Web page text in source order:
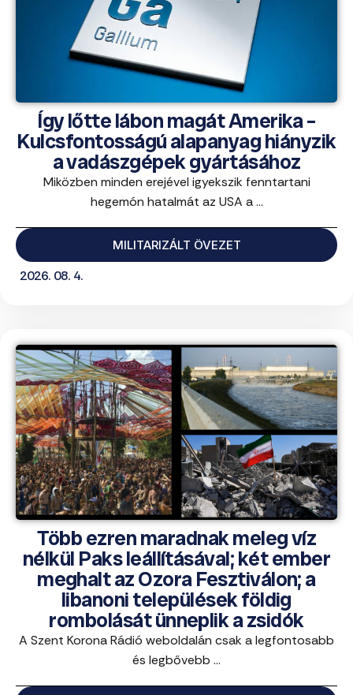
Így lőtte lábon magát Amerika –
Kulcsfontosságú alapanyag hiányzik
a vadászgépek gyártásához
Miközben minden erejével igyekszik fenntartani
hegemón hatalmát az USA a ...
MILITARIZÁLT ÖVEZET
2026. 08. 4.
Több ezren maradnak meleg víz
nélkül Paks leállításával; két ember
meghalt az Ozora Fesztiválon; a
libanoni települések földig
rombolását ünneplik a zsidók
A Szent Korona Rádió weboldalán csak a legfontosabb
és legbővebb ...